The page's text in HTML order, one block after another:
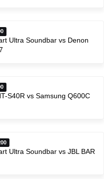
Ultra Soundbar vs Denon
S40R vs Samsung Q600C
Ultra Soundbar vs JBL BAR